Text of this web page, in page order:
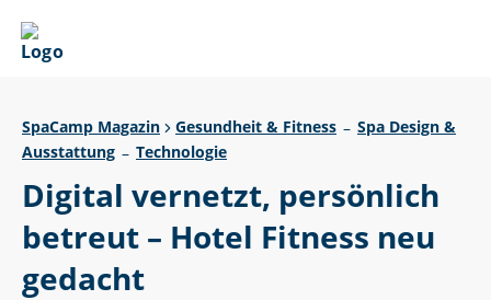
SpaCamp Magazin Gesundheit & Fitness – Spa Design &
Ausstattung – Technologie
Digital vernetzt, persönlich
betreut – Hotel Fitness neu
gedacht